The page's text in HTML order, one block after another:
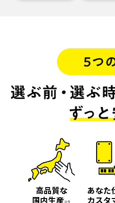
高品質な
国内生産※1
あなた
カスタ